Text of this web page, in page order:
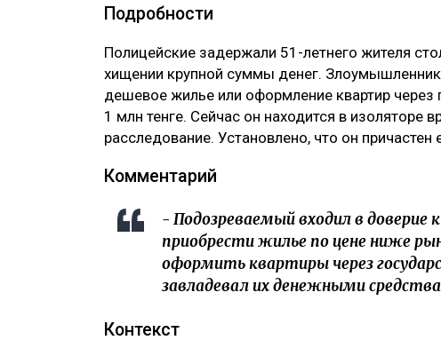
Подробности
Полицейские задержали 51-летнего жителя
хищении крупной суммы денег.
дешевое жилье или оформление квартир
1 млн тенге. Сейчас он находится в изоляторе
расследование. Установлено, что он
Комментарий
- Подозреваемый входил в
приобрести жилье по цене ниже
оформить квартиры через
завладевал их денежными
Контекст